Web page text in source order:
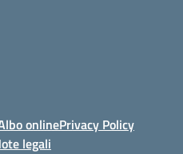
onlinePrivacy Policy
legali